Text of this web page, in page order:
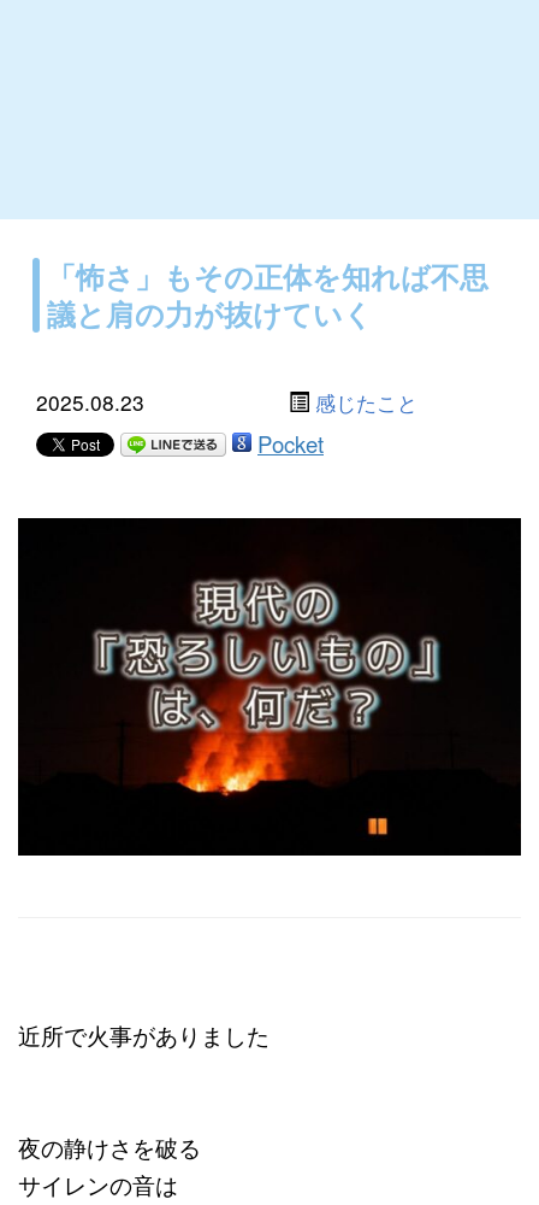
「怖さ」もその正体を知れば不思
議と肩の力が抜けていく
2025.08.23 感じたこと
Pocket
近所で火事がありました
夜の静けさを破る
サイレンの音は